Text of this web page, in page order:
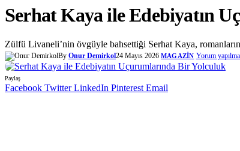
Serhat Kaya ile Edebiyatın
Zülfü Livaneli’nin övgüyle bahsettiği Serhat Kaya,
By Onur Demirkol24 Mayıs 2026 MAGAZIN Yorum
Paylaş
Facebook Twitter LinkedIn Pinterest Email